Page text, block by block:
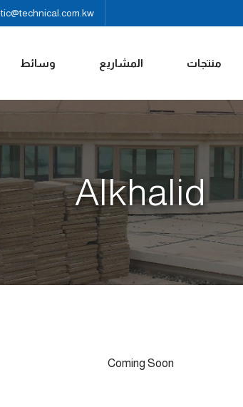
tic@technical.com.kw
منتجات المشاريع وسائط
Alkhalid
Coming Soon